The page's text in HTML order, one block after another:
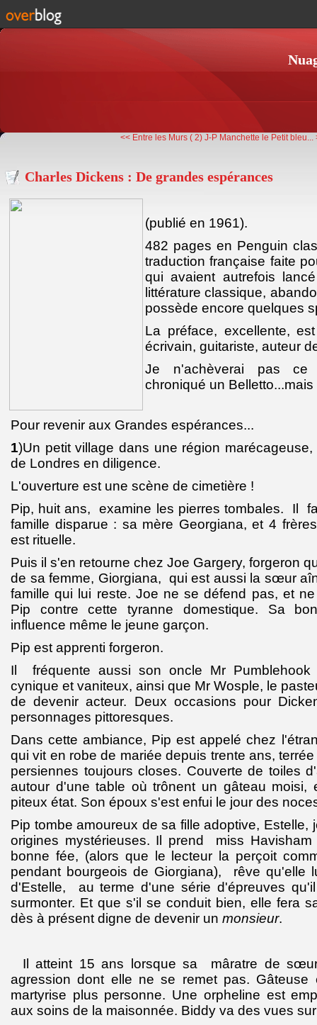
<< Entre les Murs ( 2) J-P Manchette le Petit bleu...
Charles Dickens : De grandes espérances
(publié en 1961).
482 pages en Penguin
traduction française faite
qui avaient autrefois
littérature classique,
possède encore quelques
La préface, excellente,
écrivain, guitariste, auteur
Je n'achèverai pas
chroniqué un
Pour revenir aux Grandes espérances...
1)Un petit village dans une région
de Londres en diligence.
L'ouverture est une scène de cimetière !
Pip, huit ans, examine les pierres tombales. Il
famille disparue : sa mère Georgiana, et 4
est rituelle.
Puis il s'en retourne chez Joe Gargery, forgeron
de sa femme, Giorgiana, qui est aussi la sœur
famille qui lui reste. Joe ne se défend pas, et
Pip contre cette tyranne domestique. Sa
influence même le jeune garçon.
Pip est apprenti forgeron.
Il fréquente aussi son oncle Mr Pumblehook
cynique et vaniteux, ainsi que Mr Wosple, le
de devenir acteur. Deux occasions pour
personnages pittoresques.
Dans cette ambiance, Pip est appelé chez
qui vit en robe de mariée depuis trente ans,
persiennes toujours closes. Couverte de toiles
autour d'une table où trônent un gâteau moisi,
piteux état. Son époux s'est enfui le jour des
Pip tombe amoureux de sa fille adoptive, Estelle,
origines mystérieuses. Il prend miss
bonne fée, (alors que le lecteur la perçoit
pendant bourgeois de Giorgiana), rêve qu'elle
d'Estelle, au terme d'une série d'épreuves
surmonter. Et que s'il se conduit bien, elle fera
dès à présent digne de devenir un monsieur.
Il atteint 15 ans lorsque sa mâratre de
agression dont elle ne se remet pas. Gâteuse
martyrise plus personne. Une orpheline est
aux soins de la maisonnée. Biddy va des vues